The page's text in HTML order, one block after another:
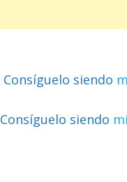
Consíguelo siendo
Consíguelo siendo